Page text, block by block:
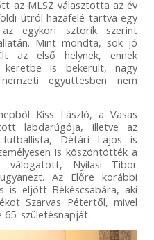
az MLSZ választotta az év
útról hazafelé tartva egy
egykori sztorik szerint
Mint mondta, sok jó
az első helynek, ennek
is bekerült, nagy
együttesben nem
Kiss László, a Vasas
labdarúgója, illetve az
futballista, Détári Lajos is
is köszöntötték a
válogatott, Nyilasi Tibor
Az Előre korábbi
is eljött Békéscsabára, aki
Szarvas Pétertől, mivel
születésnapját.